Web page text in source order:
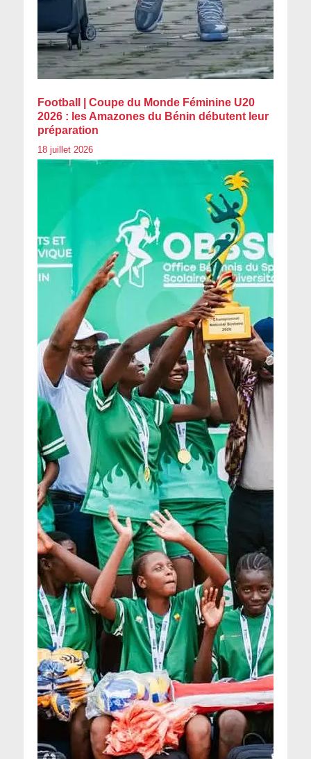
Football | Coupe du Monde Féminine U20
2026 : les Amazones du Bénin débutent leur
préparation
18 juillet 2026